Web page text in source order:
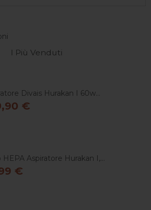
I Più Venduti
Divais Hurakan I 60w...
€
HEPA Aspiratore Hurakan I,...
€